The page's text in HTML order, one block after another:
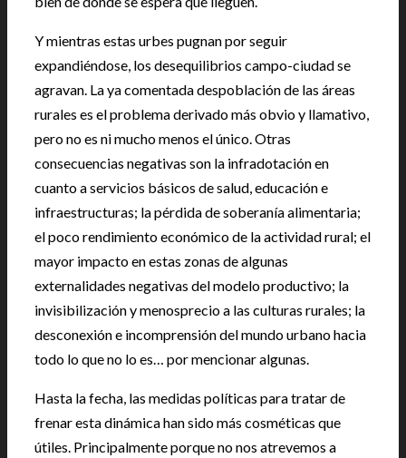
Y mientras estas urbes pugnan por seguir
expandiéndose, los desequilibrios campo-ciudad se
agravan. La ya comentada despoblación de las áreas
rurales es el problema derivado más obvio y llamativo,
pero no es ni mucho menos el único. Otras
consecuencias negativas son la infradotación en
cuanto a servicios básicos de salud, educación e
infraestructuras; la pérdida de soberanía alimentaria;
el poco rendimiento económico de la actividad rural; el
mayor impacto en estas zonas de algunas
externalidades negativas del modelo productivo; la
invisibilización y menosprecio a las culturas rurales; la
desconexión e incomprensión del mundo urbano hacia
todo lo que no lo es… por mencionar algunas.
Hasta la fecha, las medidas políticas para tratar de
frenar esta dinámica han sido más cosméticas que
útiles. Principalmente porque no nos atrevemos a